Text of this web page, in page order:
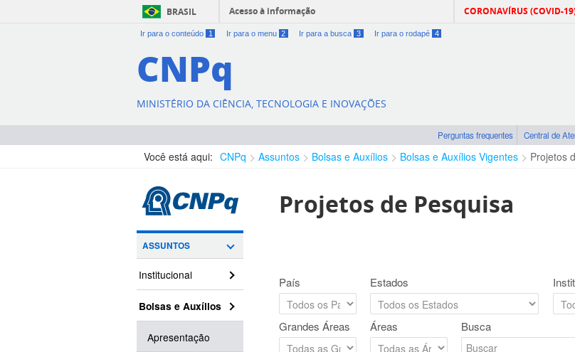
BRASIL Acesso à informação CORONAVÍRUS (COVID-
Ir para o conteúdo 1 Ir para o menu 2 Ir para a busca 3 Ir para o rodapé 4
CNPq
MINISTÉRIO DA CIÊNCIA, TECNOLOGIA E INOVAÇÕES
Perguntas frequentes Central de
Você está aqui: CNPq Assuntos Bolsas e Auxílios Bolsas e Auxílios Vigentes Projetos
ASSUNTOS
Institucional
Bolsas e Auxílios
Apresentação
Projetos de Pesquisa
País Estados
Grandes Áreas Áreas Busca